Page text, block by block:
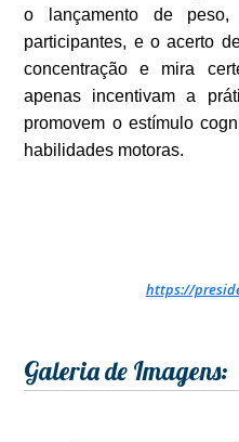
o lançamento de
participantes, e o acerto
concentração e mira
apenas incentivam a
promovem o estímulo
habilidades motoras.
https://
Galeria de Imagens: